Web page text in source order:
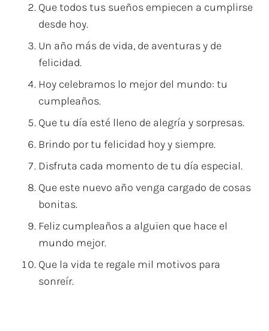
Que todos tus sueños empiecen a cumplirse
desde hoy.
Un año más de vida, de aventuras y de
felicidad.
Hoy celebramos lo mejor del mundo: tu
cumpleaños.
Que tu día esté lleno de alegría y sorpresas.
Brindo por tu felicidad hoy y siempre.
Disfruta cada momento de tu día especial.
Que este nuevo año venga cargado de cosas
bonitas.
Feliz cumpleaños a alguien que hace el
mundo mejor.
Que la vida te regale mil motivos para
sonreír.